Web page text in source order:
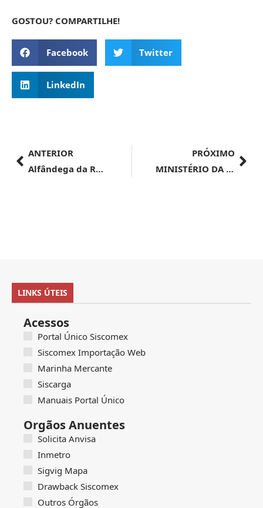
GOSTOU? COMPARTILHE!
Facebook Twitter
LinkedIn
ANTERIOR
Alfândega da Receita Federal do Brasil no Aeroporto Internacional de Viracopos – AVISO DE LICITAÇÃO LEILÃO ELETRÔNICO Nº0800100/000003/2024
PRÓXIMO
MINISTÉRIO DA FAZENDA – SECRETARIA DE ASSUNTOS INTERNACIONAIS |
LINKS ÚTEIS
Acessos
Portal Único Siscomex
Siscomex Importação Web
Marinha Mercante
Siscarga
Manuais Portal Único
Orgãos Anuentes
Solicita Anvisa
Inmetro
Sigvig Mapa
Drawback Siscomex
Outros Órgãos